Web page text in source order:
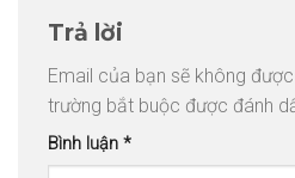
Trả lời
Email của bạn sẽ không
trường bắt buộc được đánh
Bình luận *